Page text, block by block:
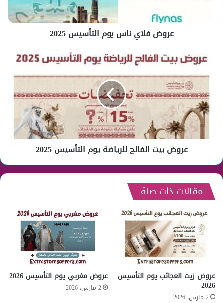
عروض فلاي ناس يوم التأسيس 2025
عروض
بيت
الفالح
يوم
التأسيس
2025
عروض بيت الفالح للرياضة يوم التأسيس 2025
مقالات ذات صلة
عروض زيت العجائب يوم التأسيس
2026
2 مارس، 2026
عروض مغربي يوم التأسيس 2026
2 مارس، 2026